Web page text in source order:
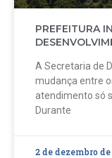
PREFEITURA
A Secretaria de
mudança entre
atendimento só
Durante
2 de dezembro de